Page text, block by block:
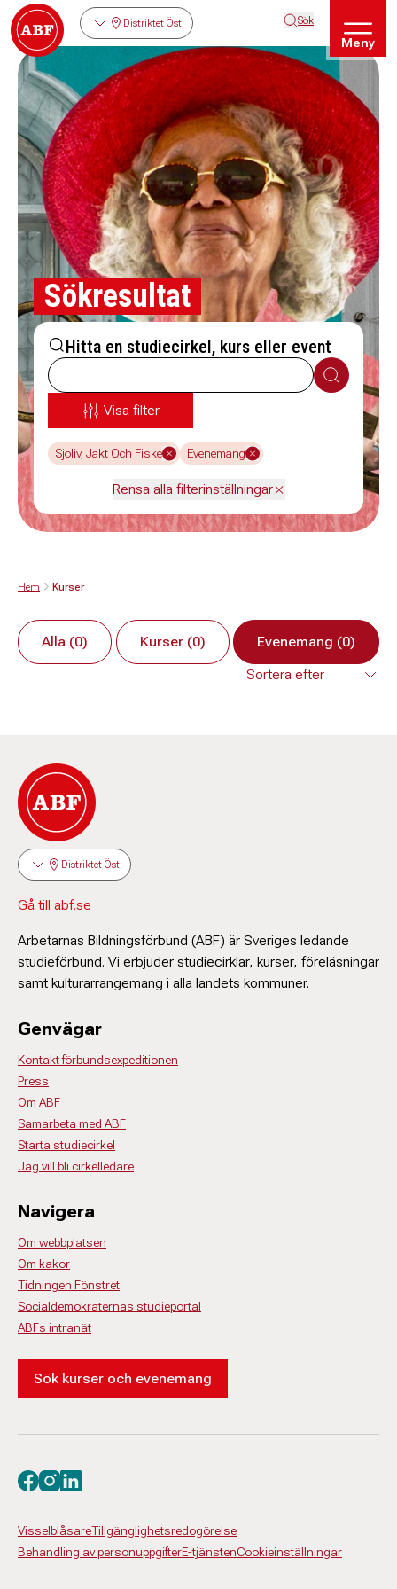
Distriktet Öst Sök
Meny
Sökresultat
Hitta en studiecirkel, kurs eller event
Sök
Visa filter
Sjöliv, Jakt Och Fiske Evenemang
Rensa alla filterinställningar
Hem Kurser
Alla (0) Kurser (0) Evenemang (0)
Distriktet Öst
Gå till abf.se
Arbetarnas Bildningsförbund (ABF) är Sveriges ledande
studieförbund. Vi erbjuder studiecirklar, kurser, föreläsningar
samt kulturarrangemang i alla landets kommuner.
Genvägar
Kontakt förbundsexpeditionen
Press
Om ABF
Samarbeta med ABF
Starta studiecirkel
Jag vill bli cirkelledare
Navigera
Om webbplatsen
Om kakor
Tidningen Fönstret
Socialdemokraternas studieportal
ABFs intranät
Sök kurser och evenemang
VisselblåsareTillgänglighetsredogörelse
Behandling av personuppgifterE-tjänstenCookieinställningar
Besök oss på facebook
Besök oss på instagram
Besök oss på linkedin